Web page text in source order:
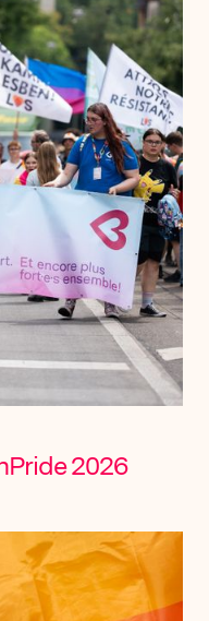
2026